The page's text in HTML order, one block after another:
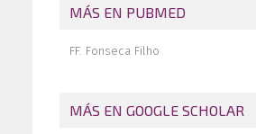
fórmula metatarsiana
osteosíntesis. Valoración a seis
MÁS EN PUBMED
FF. Fonseca Filho
MÁS EN GOOGLE SCHOLAR